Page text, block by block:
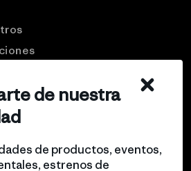
de nuestra
de productos, eventos,
estrenos de